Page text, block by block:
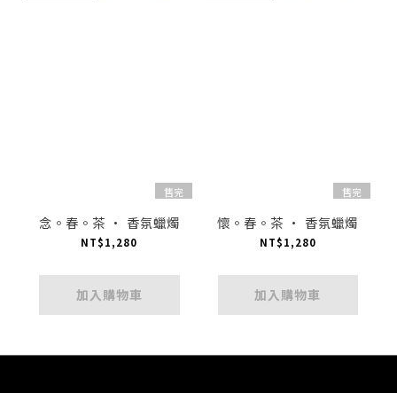
售完
念。春。茶 · 香氛蠟燭
NT$1,280
加入購物車
售完
懷。春。茶 · 香氛蠟燭
NT$1,280
加入購物車